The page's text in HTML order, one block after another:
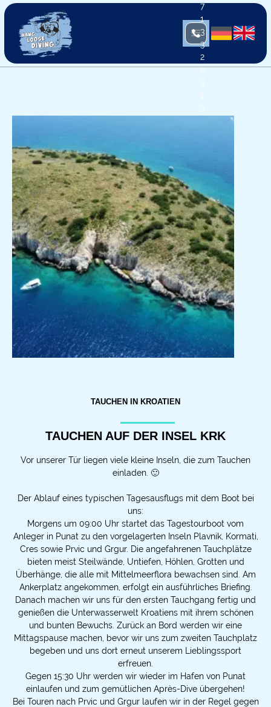
7
1
3
3
2
0
3
3
TAUCHEN IN KROATIEN
TAUCHEN AUF DER INSEL KRK
Vor unserer Tür liegen viele kleine Inseln, die zum Tauchen
einladen. 🙂
Der Ablauf eines typischen Tagesausflugs mit dem Boot bei
uns:
Morgens um 09:00 Uhr startet das Tagestourboot vom
Anleger in Punat zu den vorgelagerten Inseln Plavnik, Kormati,
Cres sowie Prvic und Grgur. Die angefahrenen Tauchplätze
bieten meist Steilwände, Untiefen, Höhlen, Grotten und
Überhänge, die alle mit Mittelmeerflora bewachsen sind. Am
Ankerplatz angekommen, erfolgt ein ausführliches Briefing.
Danach machen wir uns für den ersten Tauchgang fertig und
genießen die Unterwasserwelt Kroatiens mit ihrem schönen
und bunten Bewuchs. Zurück an Bord werden wir eine
Mittagspause machen, bevor wir uns zum zweiten Tauchplatz
begeben und uns dort erneut unserem Lieblingssport
erfreuen.
Gegen 15:30 Uhr werden wir wieder im Hafen von Punat
einlaufen und zum gemütlichen Après-Dive übergehen!
Bei Touren nach Prvic und Grgur laufen wir in der Regel gegen